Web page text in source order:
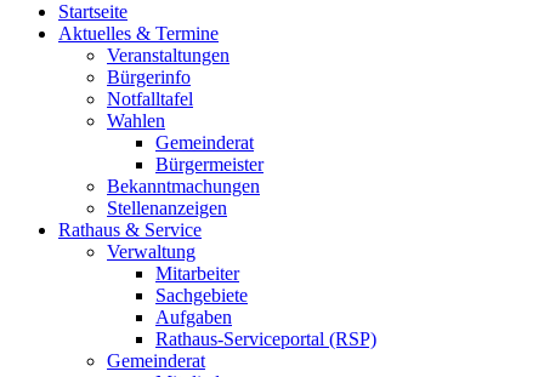
Startseite
Aktuelles & Termine
Veranstaltungen
Bürgerinfo
Notfalltafel
Wahlen
Gemeinderat
Bürgermeister
Bekanntmachungen
Stellenanzeigen
Rathaus & Service
Verwaltung
Mitarbeiter
Sachgebiete
Aufgaben
Rathaus-Serviceportal (RSP)
Gemeinderat